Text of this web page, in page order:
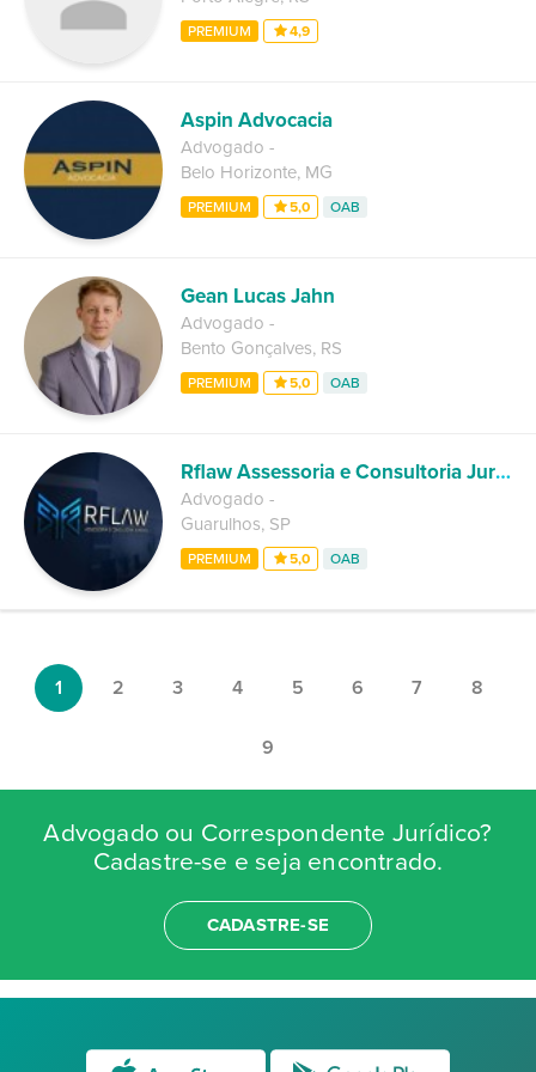
PREMIUM 4,9
Aspin Advocacia
Advogado -
Belo Horizonte, MG
PREMIUM 5,0 OAB
Gean Lucas Jahn
Advogado -
Bento Gonçalves, RS
PREMIUM 5,0 OAB
Rflaw Assessoria e Consultoria Juridica
Advogado -
Guarulhos, SP
PREMIUM 5,0 OAB
1 2 3 4 5 6 7 8
9
Advogado ou Correspondente Jurídico?
Cadastre-se e seja encontrado.
CADASTRE-SE